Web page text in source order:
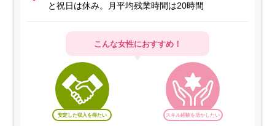
と祝日は休み。月平均残業時間は20時間
こんな女性におすすめ！
安定した収入を得たい スキル経験を活かしたい